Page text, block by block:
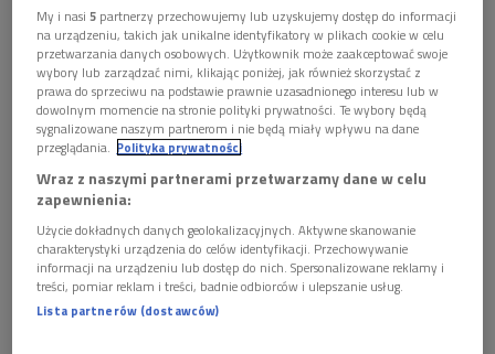
Posłuchaj
08:15
Piotr Łopuszański o Leśmianie, Koperniku i Panu
Samochodziku (Dwójka/Literackie witaminy)
Gość Kingi Michalskiej podczas ostatnich miesięcy kończył
najnowszą książkę leśmianowską i jednocześnie zanurzał się
w książkach, na które nie miał wcześniej czasu. Pandemia
spowodowała, że sięgnął po książki z ulubionej epoki, czyli
renesansu. Zarówno o historii tej epoki, jaki i filozofii, sztuce.
My i nasi5 partnerzy przechowujemy lub uzyskujemy dostęp do informacji
na urządzeniu, takich jak unikalne identyfikatory w plikach cookie w celu
przetwarzania danych osobowych. Użytkownik może zaakceptować swoje
wybory lub zarządzać nimi, klikając poniżej, jak również skorzystać z
prawa do sprzeciwu na podstawie prawnie uzasadnionego interesu lub w
dowolnym momencie na stronie polityki prywatności. Te wybory będą
sygnalizowane naszym partnerom i nie będą miały wpływu na dane
przeglądania. Polityka prywatności
Wraz z naszymi partnerami przetwarzamy dane w celu
zapewnienia:
Użycie dokładnych danych geolokalizacyjnych. Aktywne skanowanie
charakterystyki urządzenia do celów identyfikacji. Przechowywanie
informacji na urządzeniu lub dostęp do nich. Spersonalizowane reklamy i
treści, pomiar reklam i treści, badnie odbiorców i ulepszanie usług.
Lista partnerów (dostawców)